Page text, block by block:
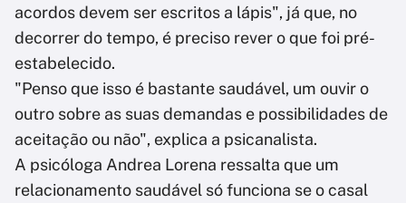
acordos devem ser escritos a lápis", já que, no
decorrer do tempo, é preciso rever o que foi pré-
estabelecido.
"Penso que isso é bastante saudável, um ouvir o
outro sobre as suas demandas e possibilidades de
aceitação ou não", explica a psicanalista.
A psicóloga Andrea Lorena ressalta que um
relacionamento saudável só funciona se o casal